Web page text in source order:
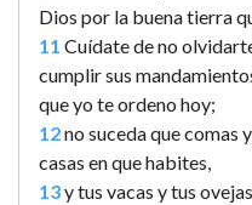
Dios por la buena tierra
11 Cuídate de no
cumplir sus
que yo te ordeno hoy;
12no suceda que comas
casas en que habites,
13y tus vacas y tus